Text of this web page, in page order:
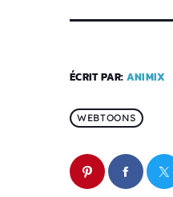
ÉCRIT PAR: ANIMIX
WEBTOONS